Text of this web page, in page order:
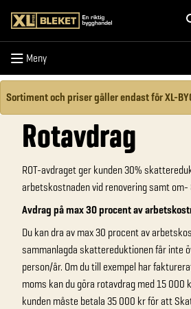
Meny
Meny
Sortiment och priser gäller endast för XL-
Rotavdrag
ROT-avdraget ger kunden 30%
arbetskostnaden vid renovering samt om-
Avdrag på max 30 procent av
Du kan dra av max 30 procent av
sammanlagda skattereduktionen får inte
person/år. Om du till exempel har
moms kan du göra rotavdrag med 15 000
kunden måste betala 35 000 kr för att